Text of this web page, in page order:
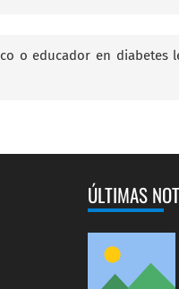
o educador en diabetes
ÚLTIMAS